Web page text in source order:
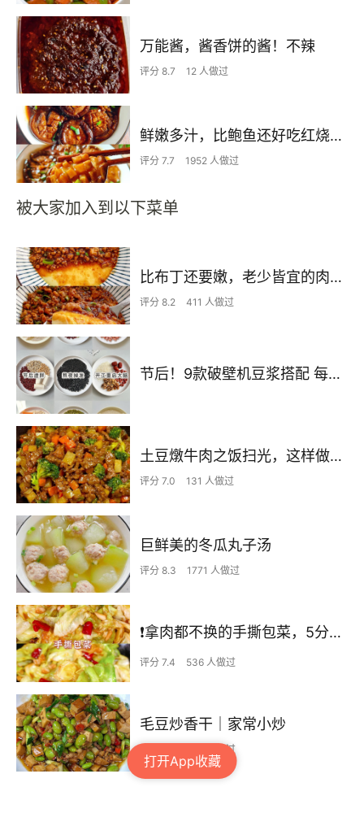
打开App收藏
万能酱，酱香饼的酱！不辣
评分 8.7 12 人做过
鲜嫩多汁，比鲍鱼还好吃红烧香菇
评分 7.7 1952 人做过
被大家加入到以下菜单
比布丁还要嫩，老少皆宜的肉沫蒸蛋
评分 8.2 411 人做过
节后！9款破壁机豆浆搭配 每天不重样喝出好状态！
土豆燉牛肉之饭扫光，这样做也太香了吧，还没出锅已是浓香四溢了
评分 7.0 131 人做过
巨鲜美的冬瓜丸子汤
评分 8.3 1771 人做过
❗拿肉都不换的手撕包菜，5分钟快手家常菜🔥
评分 7.4 536 人做过
毛豆炒香干｜家常小炒
273 人做过